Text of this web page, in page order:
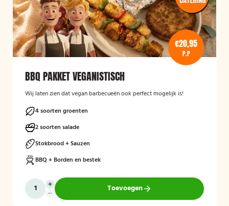
€20,95
P.P
BBQ PAKKET VEGANISTISCH
Wij laten zien dat vegan barbecueën ook perfect mogelijk is!
4 soorten groenten
2 soorten salade
Stokbrood + Sauzen
BBQ + Borden en bestek
Toevoegen